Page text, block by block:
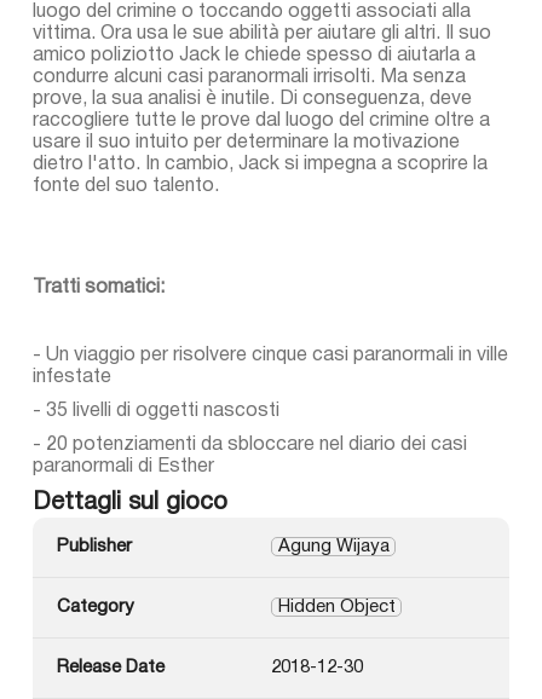
luogo del crimine o toccando oggetti associati alla
vittima. Ora usa le sue abilità per aiutare gli altri. Il suo
amico poliziotto Jack le chiede spesso di aiutarla a
condurre alcuni casi paranormali irrisolti. Ma senza
prove, la sua analisi è inutile. Di conseguenza, deve
raccogliere tutte le prove dal luogo del crimine oltre a
usare il suo intuito per determinare la motivazione
dietro l'atto. In cambio, Jack si impegna a scoprire la
fonte del suo talento.
Tratti somatici:
- Un viaggio per risolvere cinque casi paranormali in ville
infestate
- 35 livelli di oggetti nascosti
- 20 potenziamenti da sbloccare nel diario dei casi
paranormali di Esther
Dettagli sul gioco
Publisher Agung Wijaya
Category Hidden Object
Release Date 2018-12-30